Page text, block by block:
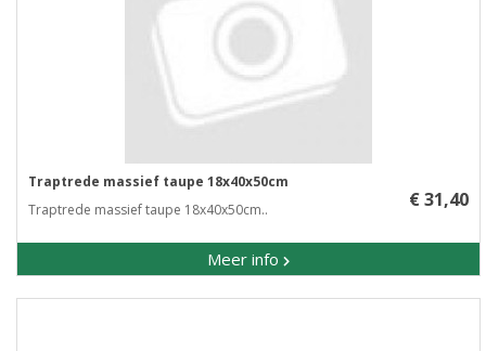
Traptrede massief taupe 18x40x50cm
Traptrede massief taupe 18x40x50cm..
Meer info
€ 31,40